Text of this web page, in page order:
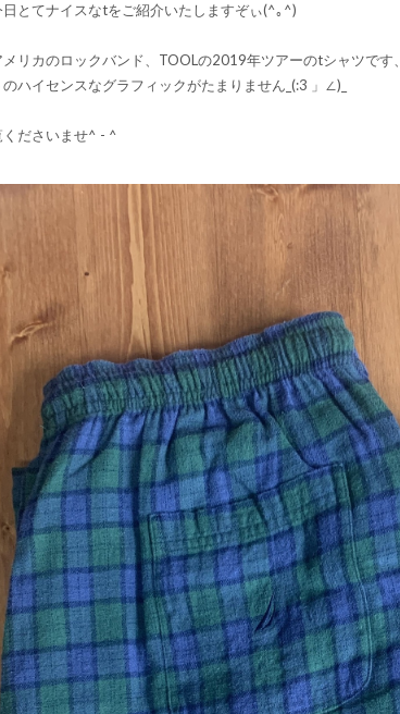
日とてナイスなtをご紹介いたしますぞぃ(^｡^)
リカのロックバンド、TOOLの2019年ツアーのtシャツです、
ハイセンスなグラフィックがたまりません_(:3 」∠)_
くださいませ^ - ^